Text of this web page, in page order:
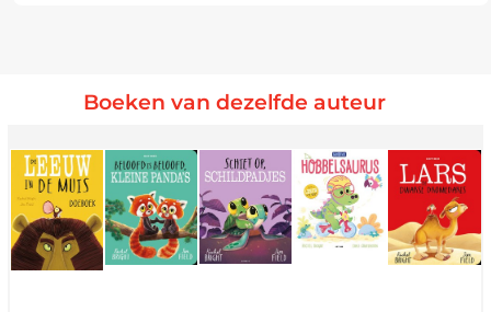
Boeken van dezelfde auteur